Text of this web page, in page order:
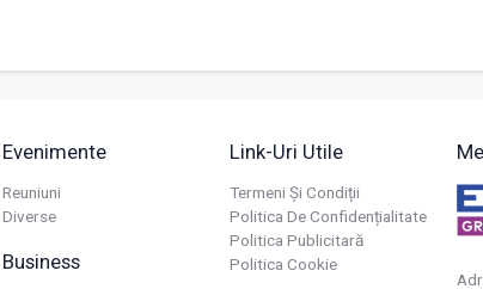
Evenimente
Reuniuni
Diverse
Business
Link-Uri Utile
Termeni Și Condiții
Politica De Confidențialitate
Politica Publicitară
Politica Cookie